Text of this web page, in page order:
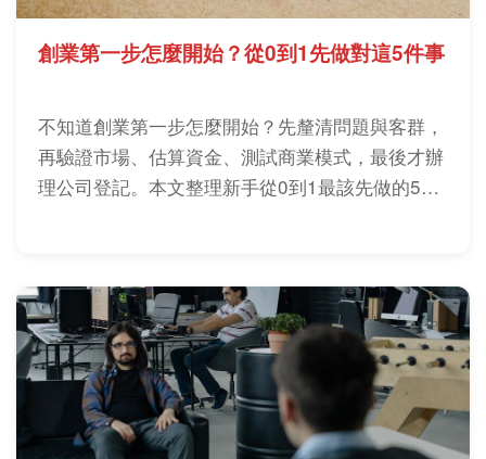
創業第一步怎麼開始？從0到1先做對這5件事
不知道創業第一步怎麼開始？先釐清問題與客群，
再驗證市場、估算資金、測試商業模式，最後才辦
理公司登記。本文整理新手從0到1最該先做的5件